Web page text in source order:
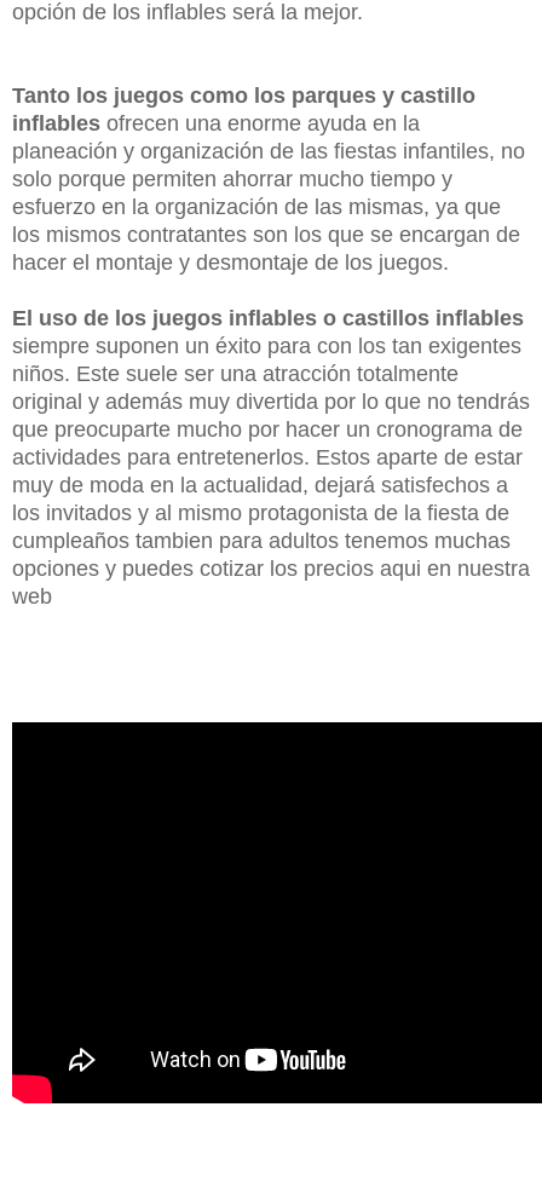
opción de los inflables será la mejor.
Tanto los juegos como los parques y castillo
inflables ofrecen una enorme ayuda en la
planeación y organización de las fiestas infantiles, no
solo porque permiten ahorrar mucho tiempo y
esfuerzo en la organización de las mismas, ya que
los mismos contratantes son los que se encargan de
hacer el montaje y desmontaje de los juegos.
El uso de los juegos inflables o castillos inflables
siempre suponen un éxito para con los tan exigentes
niños. Este suele ser una atracción totalmente
original y además muy divertida por lo que no tendrás
que preocuparte mucho por hacer un cronograma de
actividades para entretenerlos. Estos aparte de estar
muy de moda en la actualidad, dejará satisfechos a
los invitados y al mismo protagonista de la fiesta de
cumpleaños tambien para adultos tenemos muchas
opciones y puedes cotizar los precios aqui en nuestra
web